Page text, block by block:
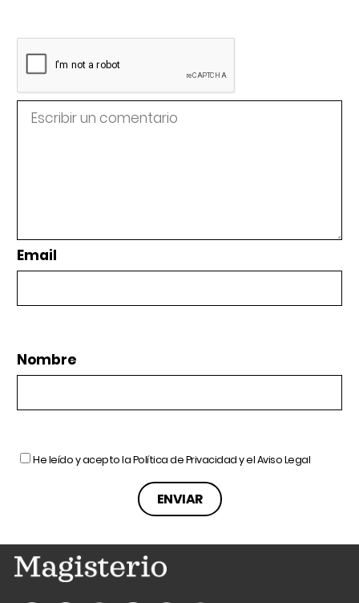
Email
Nombre
He leído y acepto laPolítica de Privacidady elAviso Legal